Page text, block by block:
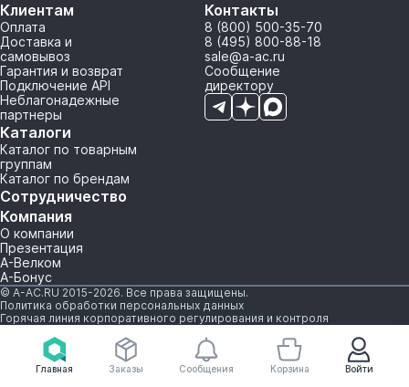
Главная Войти
Заказы Сообщения Корзина
Клиентам
Оплата
Доставка и
самовывоз
Гарантия и возврат
Подключение API
Неблагонадежные
партнеры
Каталоги
Каталог по товарным
группам
Каталог по брендам
Сотрудничество
Компания
О компании
Презентация
А-Велком
А-Бонус
Контакты
8 (800) 500-35-70
8 (495) 800-88-18
sale@a-ac.ru
Сообщение
директору
© A-AC.RU 2015-2026. Все права защищены.
Политика обработки персональных данных
Горячая линия корпоративного регулирования и контроля